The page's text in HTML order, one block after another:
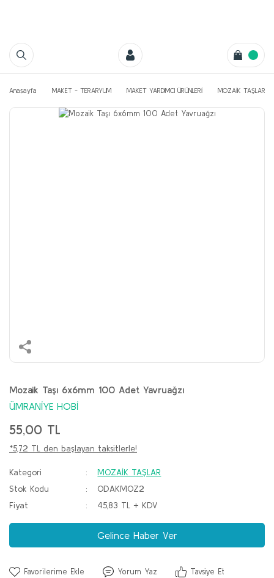
Anasayfa MAKET - TERARYUM MAKET YARDIMCI ÜRÜNLERİ MOZAİK TAŞLAR
Mozaik Taşı 6x6mm 100 Adet Yavruağzı
ÜMRANİYE HOBİ
55,00 TL
*5,72 TL den başlayan taksitlerle!
Kategori
MOZAİK TAŞLAR
Stok Kodu
ODAKMOZ2
Fiyat
45,83 TL + KDV
Gelince Haber Ver
Yorum Yaz Tavsiye Et